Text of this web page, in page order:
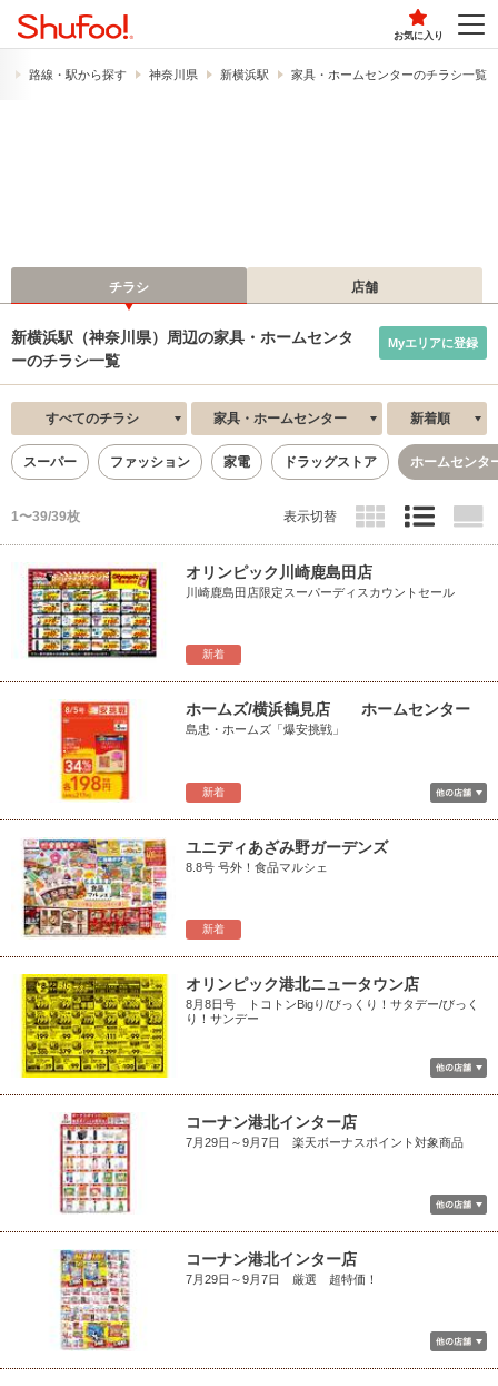
お気に入り
路線・駅から探す 神奈川県 新横浜駅 家具・ホームセンターのチラシ一覧
チラシ 店舗
新横浜駅（神奈川県）周辺の家具・ホームセンタ
ーのチラシ一覧
Myエリアに登録
すべてのチラシ 家具・ホームセンター 新着順
スーパー ファッション 家電 ドラッグストア ホームセンタ
1〜39/39枚 表示切替
新着
オリンピック川崎鹿島田店
川崎鹿島田店限定スーパーディスカウントセール
新着
ホームズ/横浜鶴見店 ホームセンター
島忠・ホームズ「爆安挑戦」
新着
ユニディあざみ野ガーデンズ
8.8号 号外！食品マルシェ
オリンピック港北ニュータウン店
8月8日号 トコトンBigり/びっくり！サタデー/びっく
り！サンデー
コーナン港北インター店
7月29日～9月7日 楽天ボーナスポイント対象商品
コーナン港北インター店
7月29日～9月7日 厳選 超特価！